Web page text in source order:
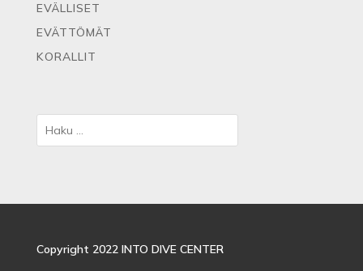
EVÄLLISET
EVÄTTÖMÄT
KORALLIT
Copyright 2022 INTO DIVE CENTER